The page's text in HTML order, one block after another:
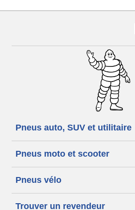
Pneus auto, SUV et utilitaire
Pneus moto et scooter
Pneus vélo
Trouver un revendeur